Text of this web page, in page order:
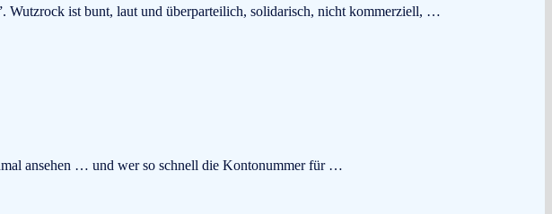
Wutzrock ist bunt, laut und überparteilich, solidarisch, nicht kommerziell, …
ansehen … und wer so schnell die Kontonummer für …